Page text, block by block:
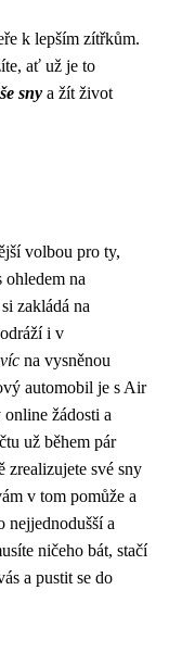
k lepším zítřkům.
ať už je to
sny a žít život
volbou pro ty,
na
zakládá na
i v
na vysněnou
automobil je s Air
žádosti a
už během pár
zrealizujete své sny
v tom pomůže a
nejjednodušší a
ničeho bát, stačí
a pustit se do